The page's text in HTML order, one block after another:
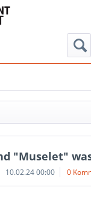
"Muselet"
10.02.24 00:00 0